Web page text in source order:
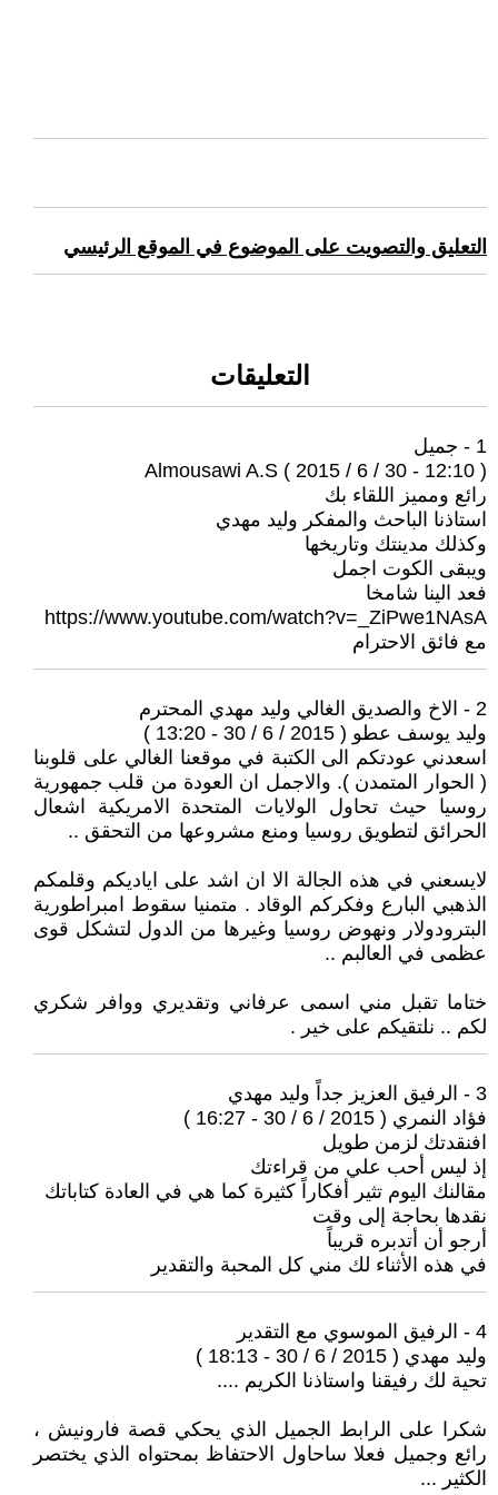
التعليق والتصويت على الموضوع في الموقع الرئيسي
التعليقات
1 - جميل
Almousawi A.S ( 2015 / 6 / 30 - 12:10 )
رائع ومميز اللقاء بك
استاذنا الباحث والمفكر وليد مهدي
وكذلك مدينتك وتاريخها
ويبقى الكوت اجمل
فعد الينا شامخا
https://www.youtube.com/watch?v=_ZiPwe1NAsA
مع فائق الاحترام
2 - الاخ والصديق الغالي وليد مهدي المحترم
وليد يوسف عطو ( 2015 / 6 / 30 - 13:20 )
اسعدني عودتكم الى الكتبة في موقعنا الغالي على قلوبنا
( الحوار المتمدن ). والاجمل ان العودة من قلب جمهورية
روسيا حيث تحاول الولايات المتحدة الامريكية اشعال
الحرائق لتطويق روسيا ومنع مشروعها من التحقق ..
لايسعني في هذه الجالة الا ان اشد على اياديكم وقلمكم
الذهبي البارع وفكركم الوقاد . متمنيا سقوط امبراطورية
البترودولار ونهوض روسيا وغيرها من الدول لتشكل قوى
عظمى في العالبم ..
ختاما تقبل مني اسمى عرفاني وتقديري ووافر شكري
لكم .. نلتقيكم على خير .
3 - الرفيق العزيز جداً وليد مهدي
فؤاد النمري ( 2015 / 6 / 30 - 16:27 )
افنقدتك لزمن طويل
إذ ليس أحب علي من قراءتك
مقالنك اليوم تثير أفكاراً كثيرة كما هي في العادة كتاباتك
نقدها بحاجة إلى وقت
أرجو أن أتدبره قريباً
في هذه الأثناء لك مني كل المحبة والتقدير
4 - الرفيق الموسوي مع التقدير
وليد مهدي ( 2015 / 6 / 30 - 18:13 )
تحية لك رفيقنا واستاذنا الكريم ....
شكرا على الرابط الجميل الذي يحكي قصة فارونيش ،
رائع وجميل فعلا ساحاول الاحتفاظ بمحتواه الذي يختصر
الكثير ...